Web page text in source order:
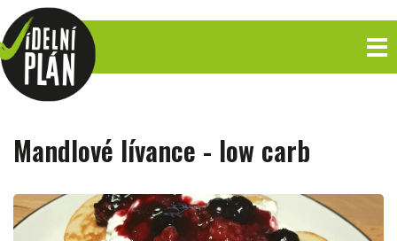
Mandlové lívance - low carb